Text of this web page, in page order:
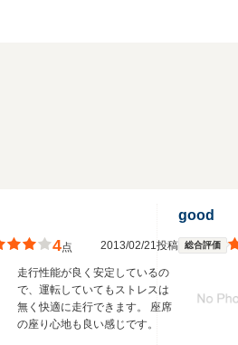
4点 2013/02/21投稿
走行性能が良く安定しているの
で、運転していてもストレスは
無く快適に走行できます。 座席
の座り心地も良い感じです。
good
総合評価